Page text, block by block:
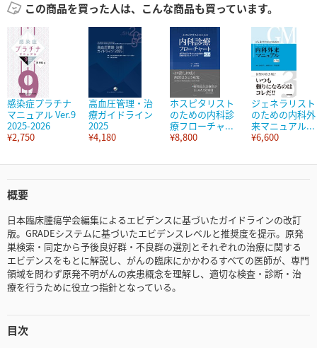
この商品を買った人は、こんな商品も買っています。
感染症プラチナ
マニュアル Ver.9
2025-2026
¥2,750
高血圧管理・治
療ガイドライン
2025
¥4,180
ホスピタリスト
のための内科診
療フローチャ...
¥8,800
ジェネラリスト
のための内科外
来マニュアル...
¥6,600
概要
日本臨床腫瘍学会編集によるエビデンスに基づいたガイドラインの改訂
版。GRADEシステムに基づいたエビデンスレベルと推奨度を提示。原発
巣検索・同定から予後良好群・不良群の選別とそれぞれの治療に関する
エビデンスをもとに解説し、がんの臨床にかかわるすべての医師が、専門
領域を問わず原発不明がんの疾患概念を理解し、適切な検査・診断・治
療を行うために役立つ指針となっている。
目次